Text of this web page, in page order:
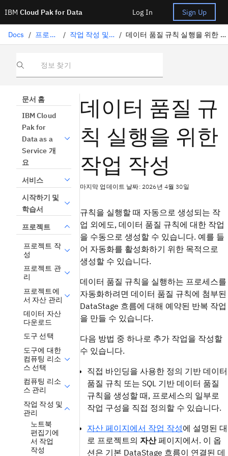
IBM Cloud Pak for Data Log In Sign Up
Docs / 프로젝트 / 작업 작성 및 관리 / 데이터 품질 규칙 실행을 위한 작업 작성
정보 찾기
문서 홈
IBM Cloud
Pak for
Data as a
Service 개
요
서비스
시작하기 및
학습서
프로젝트
프로젝트 작
성
프로젝트 관
리
프로젝트에
서 자산 관리
데이터 자산
다운로드
도구 선택
도구에 대한
컴퓨팅 리소
스 선택
컴퓨팅 리소
스 관리
작업 작성 및
관리
노트북
편집기에
서 작업
작성
데이터 품질 규
칙 실행을 위한
작업 작성
마지막 업데이트 날짜: 2026년 4월 30일
규칙을 실행할 때 자동으로 생성되는 작
업 외에도, 데이터 품질 규칙에 대한 작업
을 수동으로 생성할 수 있습니다. 예를 들
어 자동화를 활성화하기 위한 목적으로
생성할 수 있습니다.
데이터 품질 규칙을 실행하는 프로세스를
자동화하려면 데이터 품질 규칙에 첨부된
DataStage 흐름에 대해 예약된 반복 작업
을 만들 수 있습니다.
다음 방법 중 하나로 추가 작업을 작성할
수 있습니다.
직접 바인딩을 사용한 정의 기반 데이터
품질 규칙 또는 SQL 기반 데이터 품질
규칙을 생성할 때, 프로세스의 일부로
작업 구성을 직접 정의할 수 있습니다.
자산 페이지에서 작업 작성에 설명된 대
로 프로젝트의 자산페이지에서. 이 옵
션은 기본 DataStage 흐름이 연결된 데